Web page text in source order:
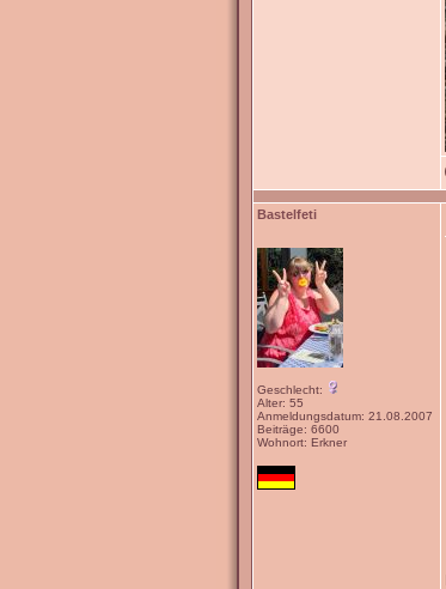
Bastelfeti
Geschlecht:
Alter: 55
Anmeldungsdatum: 21.08.2007
Beiträge: 6600
Wohnort: Erkner